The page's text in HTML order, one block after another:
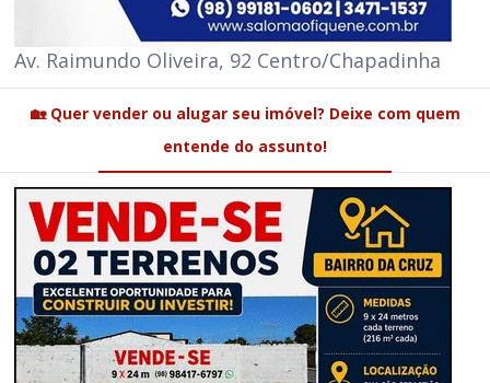
Av. Raimundo Oliveira, 92 Centro/Chapadinha
🏡 Quer vender ou alugar seu imóvel? Deixe com quem
entende do assunto!